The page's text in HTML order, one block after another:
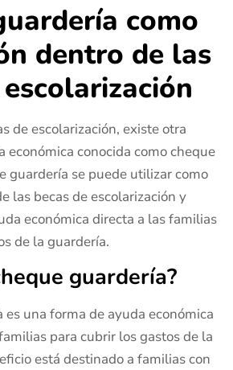
como
dentro de las
de escolarización, existe otra
económica conocida como cheque
guardería se puede utilizar como
las becas de escolarización y
económica directa a las familias
de la guardería.
guardería?
es una forma de ayuda económica
para cubrir los gastos de la
está destinado a familias con